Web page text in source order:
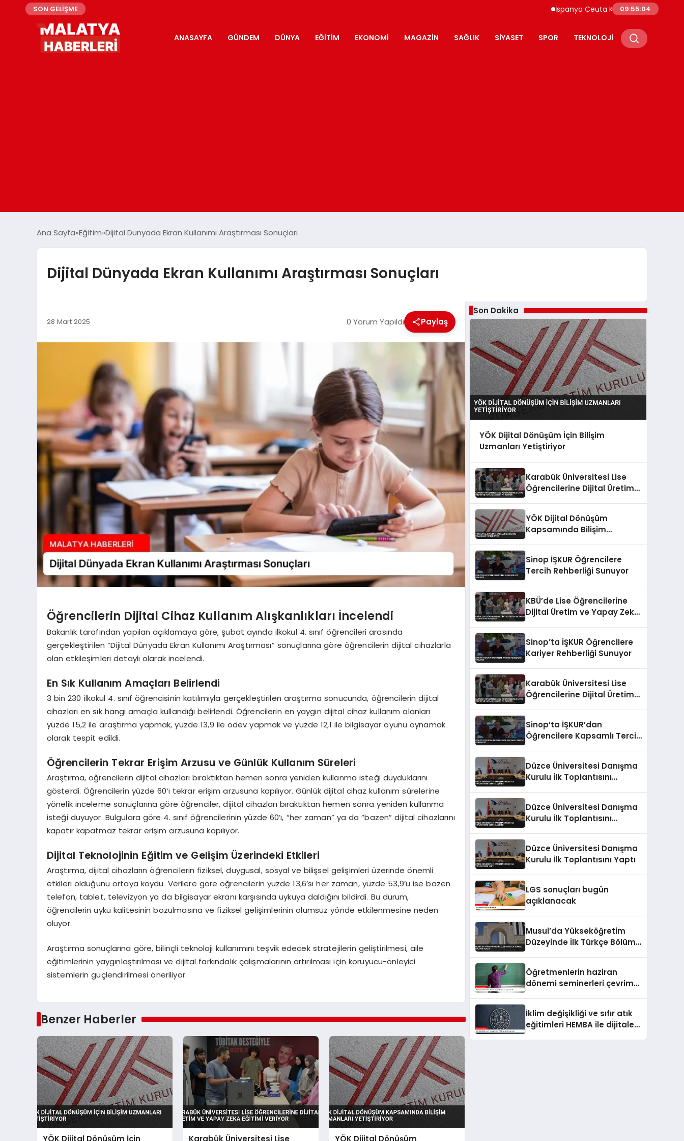
SON GELİŞME İspanya Ceuta Kıyıları Yüzlerce Göçmen
09:55:05
ANASAYFA GÜNDEM DÜNYA EĞITIM EKONOMI MAGAZIN SAĞLIK SIYASET SPOR TEKNOLOJI
Ana Sayfa Eğitim Dijital Dünyada Ekran Kullanımı Araştırması Sonuçları
Dijital Dünyada Ekran Kullanımı Araştırması Sonuçları
28 Mart 2025 0 Yorum Yapıldı Paylaş
Öğrencilerin Dijital Cihaz Kullanım Alışkanlıkları İncelendi
Bakanlık tarafından yapılan açıklamaya göre, şubat ayında ilkokul 4. sınıf öğrencileri arasında
gerçekleştirilen “Dijital Dünyada Ekran Kullanımı Araştırması” sonuçlarına göre öğrencilerin dijital cihazlarla
olan etkileşimleri detaylı olarak incelendi.
En Sık Kullanım Amaçları Belirlendi
3 bin 230 ilkokul 4. sınıf öğrencisinin katılımıyla gerçekleştirilen araştırma sonucunda, öğrencilerin dijital
cihazları en sık hangi amaçla kullandığı belirlendi. Öğrencilerin en yaygın dijital cihaz kullanım alanları
yüzde 15,2 ile araştırma yapmak, yüzde 13,9 ile ödev yapmak ve yüzde 12,1 ile bilgisayar oyunu oynamak
olarak tespit edildi.
Öğrencilerin Tekrar Erişim Arzusu ve Günlük Kullanım Süreleri
Araştırma, öğrencilerin dijital cihazları bıraktıktan hemen sonra yeniden kullanma isteği duyduklarını
gösterdi. Öğrencilerin yüzde 60’ı tekrar erişim arzusuna kapılıyor. Günlük dijital cihaz kullanım sürelerine
yönelik inceleme sonuçlarına göre öğrenciler, dijital cihazları bıraktıktan hemen sonra yeniden kullanma
isteği duyuyor. Bulgulara göre 4. sınıf öğrencilerinin yüzde 60’ı, “her zaman” ya da “bazen” dijital cihazlarını
kapatır kapatmaz tekrar erişim arzusuna kapılıyor.
Dijital Teknolojinin Eğitim ve Gelişim Üzerindeki Etkileri
Araştırma, dijital cihazların öğrencilerin fiziksel, duygusal, sosyal ve bilişsel gelişimleri üzerinde önemli
etkileri olduğunu ortaya koydu. Verilere göre öğrencilerin yüzde 13,6’sı her zaman, yüzde 53,9’u ise bazen
telefon, tablet, televizyon ya da bilgisayar ekranı karşısında uykuya daldığını bildirdi. Bu durum,
öğrencilerin uyku kalitesinin bozulmasına ve fiziksel gelişimlerinin olumsuz yönde etkilenmesine neden
oluyor.
Araştırma sonuçlarına göre, bilinçli teknoloji kullanımını teşvik edecek stratejilerin geliştirilmesi, aile
eğitimlerinin yaygınlaştırılması ve dijital farkındalık çalışmalarının artırılması için koruyucu-önleyici
sistemlerin güçlendirilmesi öneriliyor.
Benzer Haberler
YÖK Dijital Dönüşüm İçin Karabük Üniversitesi Lise YÖK Dijital Dönüşüm
Son Dakika
YÖK Dijital Dönüşüm İçin Bilişim
Uzmanları Yetiştiriyor
Karabük Üniversitesi Lise
Öğrencilerine Dijital Üretim
YÖK Dijital Dönüşüm
Kapsamında Bilişim
Sinop İŞKUR Öğrencilere
Tercih Rehberliği Sunuyor
KBÜ’de Lise Öğrencilerine
Dijital Üretim ve Yapay Zeka
Sinop’ta İŞKUR Öğrencilere
Kariyer Rehberliği Sunuyor
Karabük Üniversitesi Lise
Öğrencilerine Dijital Üretim
Sinop’ta İŞKUR’dan
Öğrencilere Kapsamlı Tercih
Düzce Üniversitesi Danışma
Kurulu İlk Toplantısını
Düzce Üniversitesi Danışma
Kurulu İlk Toplantısını
Düzce Üniversitesi Danışma
Kurulu İlk Toplantısını Yaptı
LGS sonuçları bugün
açıklanacak
Musul’da Yükseköğretim
Düzeyinde İlk Türkçe Bölümü
Öğretmenlerin haziran
dönemi seminerleri çevrim
İklim değişikliği ve sıfır atık
eğitimleri HEMBA ile dijitale